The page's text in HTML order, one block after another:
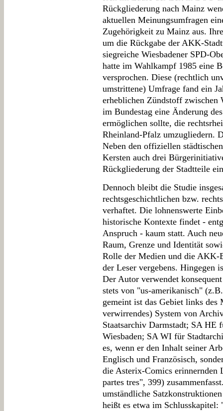
Rückgliederung nach Mainz
aktuellen Meinungsumfragen
Zugehörigkeit zu Mainz aus.
um die Rückgabe der AKK-
siegreiche Wiesbadener SPD-
hatte im Wahlkampf 1985 eine
versprochen. Diese (rechtlich
umstrittene) Umfrage fand ein
erheblichen Zündstoff zwischen
im Bundestag eine Änderung
ermöglichen sollte, die
Rheinland-Pfalz umzugliedern.
Neben den offiziellen
Kersten auch drei
Rückgliederung der Stadtteile
Dennoch bleibt die Studie
rechtsgeschichtlichen bzw.
verhaftet. Die lohnenswerte
historische Kontexte findet -
Anspruch - kaum statt. Auch
Raum, Grenze und Identität
Rolle der Medien und die
der Leser vergebens. Hingegen
Der Autor verwendet
stets von "us-amerikanisch"
gemeint ist das Gebiet links
verwirrendes) System von
Staatsarchiv Darmstadt; SA HE
Wiesbaden; SA WI für
es, wenn er den Inhalt seiner
Englisch und Französisch,
die Asterix-Comics
partes tres", 399)
umständliche
heißt es etwa im